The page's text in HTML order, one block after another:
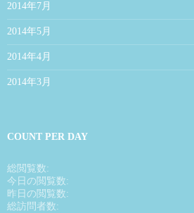
2014年7月
2014年5月
2014年4月
2014年3月
COUNT PER DAY
総閲覧数:
今日の閲覧数:
昨日の閲覧数:
総訪問者数: